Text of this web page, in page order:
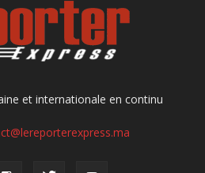
et internationale en continu